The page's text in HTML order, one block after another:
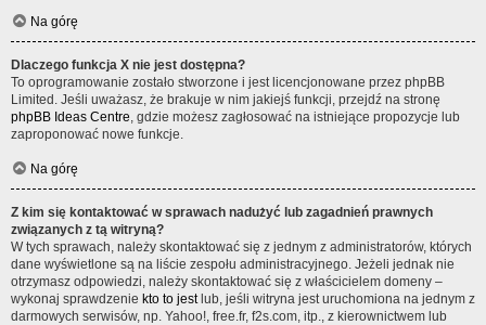
Na górę
Dlaczego funkcja X nie jest dostępna?
To oprogramowanie zostało stworzone i jest licencjonowane przez phpBB
Limited. Jeśli uważasz, że brakuje w nim jakiejś funkcji, przejdź na stronę
phpBB Ideas Centre, gdzie możesz zagłosować na istniejące propozycje lub
zaproponować nowe funkcje.
Na górę
Z kim się kontaktować w sprawach nadużyć lub zagadnień prawnych
związanych z tą witryną?
W tych sprawach, należy skontaktować się z jednym z administratorów, których
dane wyświetlone są na liście zespołu administracyjnego. Jeżeli jednak nie
otrzymasz odpowiedzi, należy skontaktować się z właścicielem domeny –
wykonaj sprawdzenie kto to jestlub, jeśli witryna jest uruchomiona na jednym z
darmowych serwisów, np. Yahoo!, free.fr, f2s.com, itp., z kierownictwem lub